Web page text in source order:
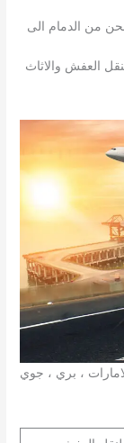
من الدمام الى
العفش والاثاث
، بري ، جوي